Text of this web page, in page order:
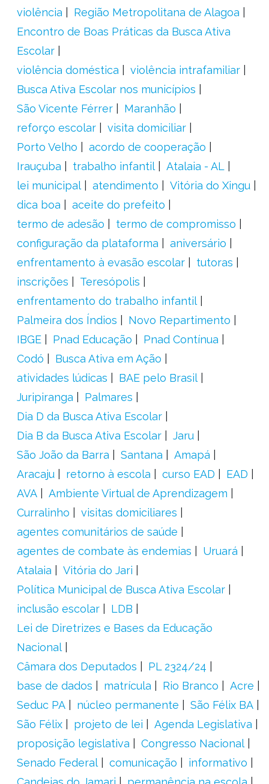
violência
Região Metropolitana de Alagoa
Encontro de Boas Práticas da Busca Ativa
Escolar
violência doméstica
violência intrafamiliar
Busca Ativa Escolar nos municípios
São Vicente Férrer
Maranhão
reforço escolar
visita domiciliar
Porto Velho
acordo de cooperação
Irauçuba
trabalho infantil
Atalaia - AL
lei municipal
atendimento
Vitória do Xingu
dica boa
aceite do prefeito
termo de adesão
termo de compromisso
configuração da plataforma
aniversário
enfrentamento à evasão escolar
tutoras
inscrições
Teresópolis
enfrentamento do trabalho infantil
Palmeira dos Índios
Novo Repartimento
IBGE
Pnad Educação
Pnad Contínua
Codó
Busca Ativa em Ação
atividades lúdicas
BAE pelo Brasil
Juripiranga
Palmares
Dia D da Busca Ativa Escolar
Dia B da Busca Ativa Escolar
Jaru
São João da Barra
Santana
Amapá
Aracaju
retorno à escola curso EAD
EAD
AVA
Ambiente Virtual de Aprendizagem
Curralinho
visitas domiciliares
agentes comunitários de saúde
agentes de combate às endemias
Uruará
Atalaia
Vitória do Jari
Política Municipal de Busca Ativa Escolar
inclusão escolar
LDB
Lei de Diretrizes e Bases da Educação
Nacional
Câmara dos Deputados
PL 2324/24
base de dados
matrícula Rio Branco
Acre
Seduc PA
núcleo permanente
São Félix BA
São Félix
projeto de lei
Agenda Legislativa
proposição legislativa
Congresso Nacional
Senado Federal
comunicação
informativo